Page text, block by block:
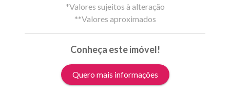
*Valores sujeitos à alteração
**Valores aproximados
Conheça este imóvel!
Quero mais informações